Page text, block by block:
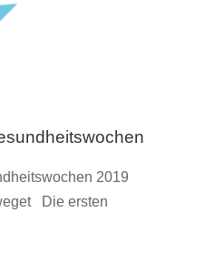
2019
Die ersten